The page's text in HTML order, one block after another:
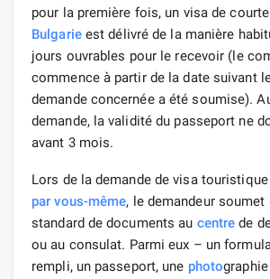
pour la première fois, un visa de
Bulgarieest délivré de la manière
jours ouvrables pour le recevoir (le
commence à partir de la date suivant
demande concernée a été soumise).
demande, la validité du passeport ne
avant 3 mois.
Lors de la demande de visa
par vous-même, le demandeur soumet
standard de documents au centre de
ou au consulat. Parmi eux – un
rempli, un passeport, une photo